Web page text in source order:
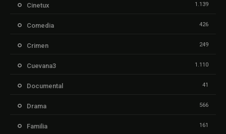
Cinetux 1.139
Comedia 426
Crimen 249
Cuevana3 1.110
Documental 41
Drama 566
Familia 161